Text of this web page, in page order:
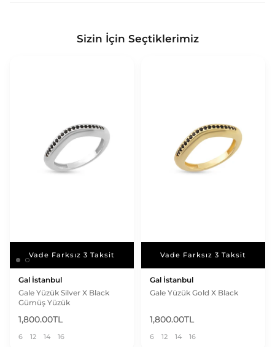
Sizin İçin Seçtiklerimiz
Vade Farksız 3 Taksit
Vade Farksız 3 Taksit
Gal İstanbul
Gale Yüzük Silver X Black
Gümüş Yüzük
1,800.00TL
6 12 14 16
Vade Farksız 3 Taksit
Gal İstanbul
Gale Yüzük Gold X Black
1,800.00TL
6 12 14 16